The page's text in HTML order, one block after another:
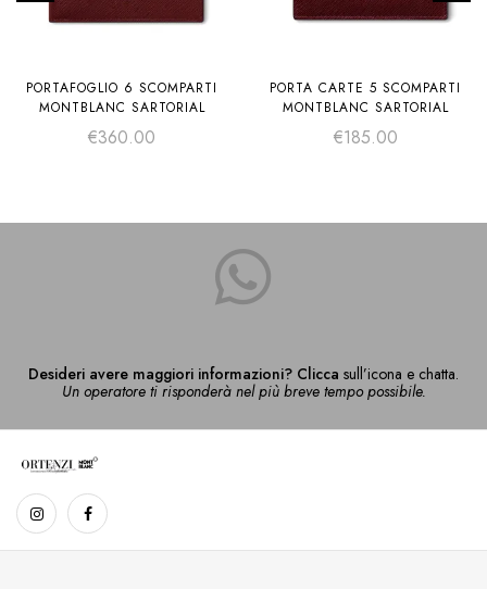
PORTAFOGLIO 6 SCOMPARTI
MONTBLANC SARTORIAL
€360.00
PORTA CARTE 5 SCOMPARTI
MONTBLANC SARTORIAL
€185.00
Desideri avere maggiori informazioni? Clicca sull’icona e chatta.
Un operatore ti risponderà nel più breve tempo possibile.